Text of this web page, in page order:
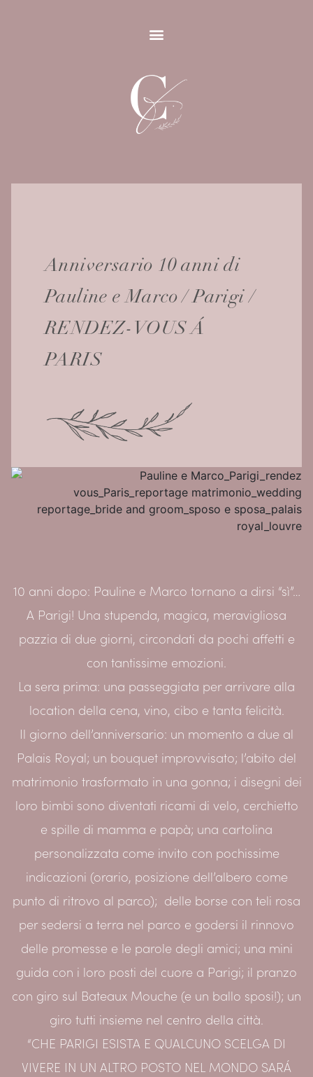
Anniversario 10 anni di
Pauline e Marco / Parigi /
RENDEZ-VOUS Á
PARIS
10 anni dopo: Pauline e Marco tornano a dirsi “sì”…
A Parigi! Una stupenda, magica, meravigliosa
pazzia di due giorni, circondati da pochi affetti e
con tantissime emozioni.
La sera prima: una passeggiata per arrivare alla
location della cena, vino, cibo e tanta felicità.
Il giorno dell’anniversario: un momento a due al
Palais Royal; un bouquet improvvisato; l’abito del
matrimonio trasformato in una gonna; i disegni dei
loro bimbi sono diventati ricami di velo, cerchietto
e spille di mamma e papà; una cartolina
personalizzata come invito con pochissime
indicazioni (orario, posizione dell’albero come
punto di ritrovo al parco); delle borse con teli rosa
per sedersi a terra nel parco e godersi il rinnovo
delle promesse e le parole degli amici; una mini
guida con i loro posti del cuore a Parigi; il pranzo
con giro sul Bateaux Mouche (e un ballo sposi!); un
giro tutti insieme nel centro della città.
“CHE PARIGI ESISTA E QUALCUNO SCELGA DI
VIVERE IN UN ALTRO POSTO NEL MONDO SARÁ